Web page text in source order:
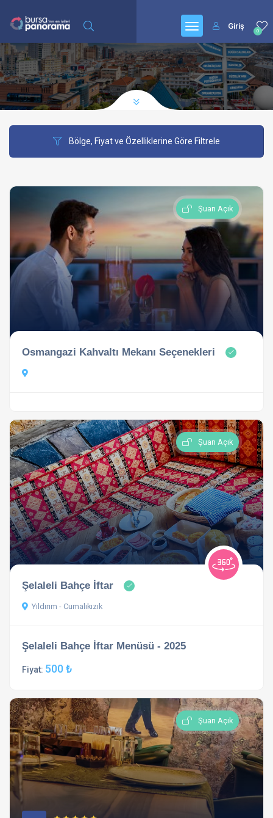
0
Giriş
Bölge, Fiyat ve Özelliklerine Göre Filtrele
Şuan Açık
Osmangazi Kahvaltı Mekanı Seçenekleri
Şuan Açık
Şelaleli Bahçe İftar
Yıldırım - Cumalıkızık
Şelaleli Bahçe İftar Menüsü - 2025
Fiyat: 500 ₺
Şuan Açık